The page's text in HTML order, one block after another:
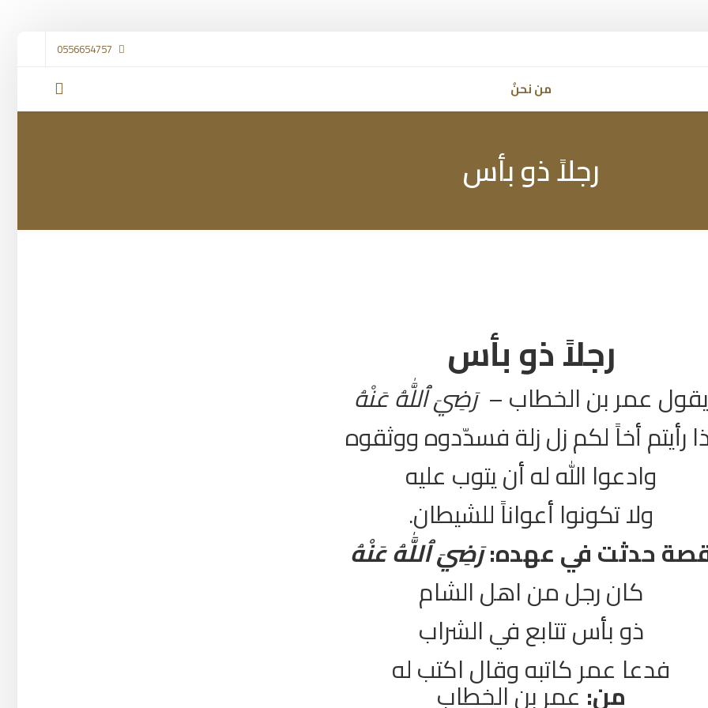
0556654757
من نحنُ
رجلاً ذو بأس
رجلاً ذو بأس
يقول عمر بن الخطاب –رَضِيَ ٱللَّٰهُ عَنْهُ
رأيتم أخاً لكم زل زلة فسدّدوه ووثقوه
وادعوا الله له أن يتوب عليه
ولا تكونوا أعواناً للشيطان.
حدثت في عهده:رَضِيَ ٱللَّٰهُ عَنْهُ
كان رجل من اهل الشام
ذو بأس تتابع في الشراب
فدعا عمر كاتبه وقال اكتب له
من:عمر بن الخطاب